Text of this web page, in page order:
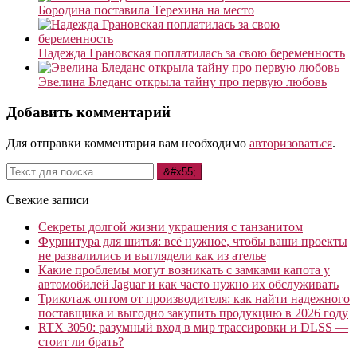
Бородина поставила Терехина на место
Надежда Грановская поплатилась за свою беременность
Эвелина Бледанс открыла тайну про первую любовь
Добавить комментарий
Для отправки комментария вам необходимо авторизоваться.
Свежие записи
Секреты долгой жизни украшения с танзанитом
Фурнитура для шитья: всё нужное, чтобы ваши проекты
не развалились и выглядели как из ателье
Какие проблемы могут возникать с замками капота у
автомобилей Jaguar и как часто нужно их обслуживать
Трикотаж оптом от производителя: как найти надежного
поставщика и выгодно закупить продукцию в 2026 году
RTX 3050: разумный вход в мир трассировки и DLSS —
стоит ли брать?